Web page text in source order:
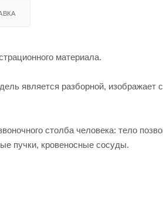
материала.
является разборной, изображает
столба человека: тело
пучки, кровеносные сосуды.